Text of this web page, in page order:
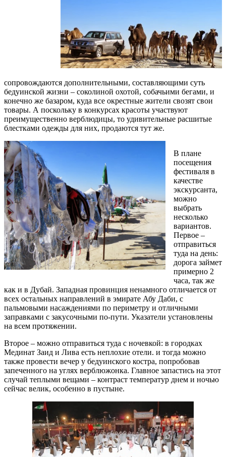
сопровождаются дополнительными, составляющими суть
бедуинской жизни – соколиной охотой, собачьими бегами, и
конечно же базаром, куда все окрестные жители свозят свои
товары. А поскольку в конкурсах красоты участвуют
преимущественно верблюдицы, то удивительные расшитые
блестками одежды для них, продаются тут же.
В плане
посещения
фестиваля в
качестве
экскурсанта,
можно
выбрать
несколько
вариантов.
Первое –
отправиться
туда на день:
дорога займет
примерно 2
часа, так же
как и в Дубай. Западная провинция ненамного отличается от
всех остальных направлений в эмирате Абу Даби, с
пальмовыми насаждениями по периметру и отличными
заправками с закусочными по-пути. Указатели установлены
на всем протяжении.
Второе – можно отправиться туда с ночевкой: в городках
Мединат Заид и Лива есть неплохие отели. и тогда можно
также провести вечер у бедуинского костра, попробовав
запеченного на углях верблюжонка. Главное запастись на этот
случай теплыми вещами – контраст температур днем и ночью
сейчас велик, особенно в пустыне.